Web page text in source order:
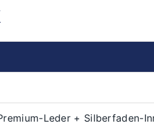
Leder + Silberfaden-